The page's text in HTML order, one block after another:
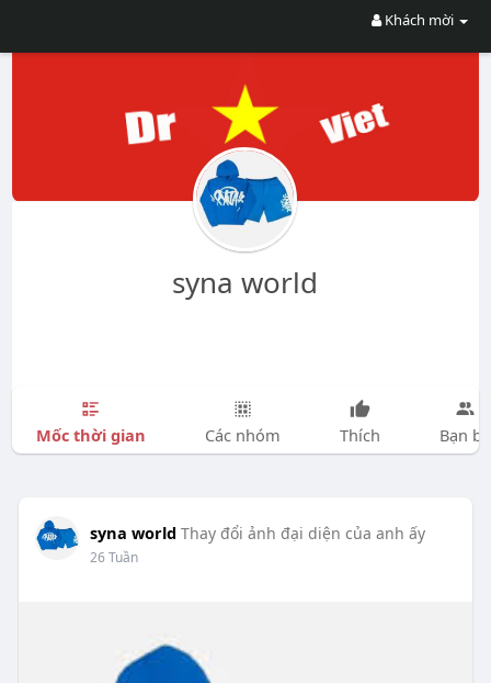
Khách mời
syna world
Mốc thời gian Các nhóm Thích Bạn bè
syna world Thay đổi ảnh đại diện của anh ấy
26 Tuần